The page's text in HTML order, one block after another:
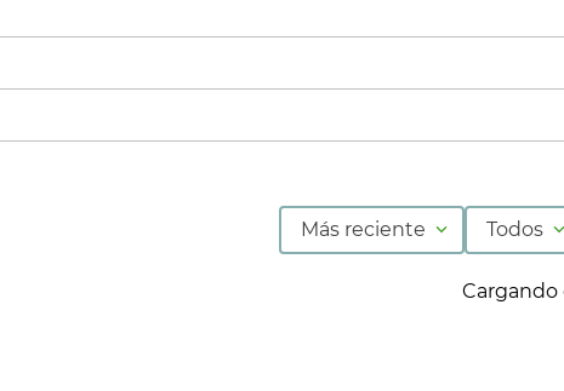
Más reciente Todos